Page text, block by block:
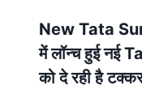
New Tata
में लॉन्च हुई नई
को दे रही है